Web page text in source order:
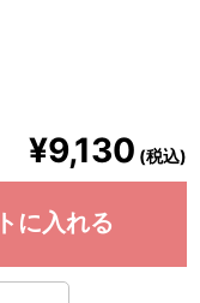
¥9,130 (税込)
に入れる